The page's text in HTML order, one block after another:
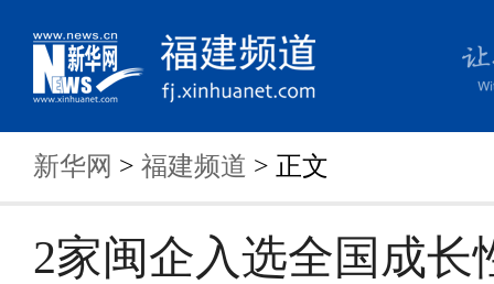
新华网 > 福建频道 > 正文
2家闽企入选全国成长